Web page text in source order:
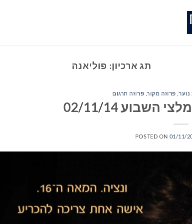
תג ארכיון: פוליאנה
, פרוזה מקור, פרוזה תרגום
02/11/14
POSTED ON 01/11/